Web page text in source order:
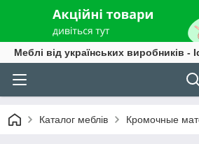
Меблі від українських виробників -
Каталог меблів Кромочные